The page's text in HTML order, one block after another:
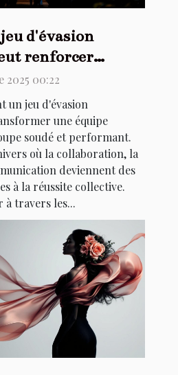
d'évasion
renforcer
?
2025 00:22
un jeu d'évasion
une équipe
soudé et performant.
où la collaboration, la
deviennent des
à la réussite collective.
à travers les...